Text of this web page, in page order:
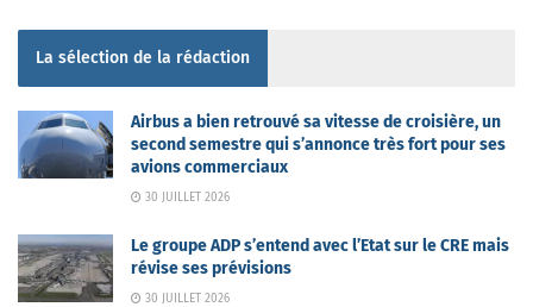
La sélection de la rédaction
Airbus a bien retrouvé sa vitesse de croisière, un
second semestre qui s’annonce très fort pour ses
avions commerciaux
30 JUILLET 2026
Le groupe ADP s’entend avec l’Etat sur le CRE mais
révise ses prévisions
30 JUILLET 2026